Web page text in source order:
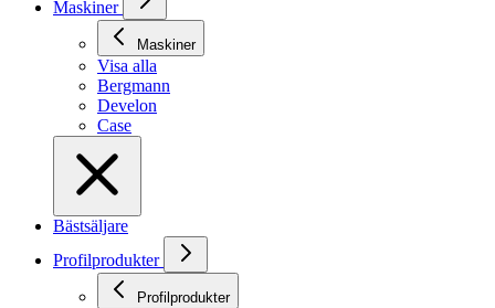
Maskiner
Maskiner
Visa alla
Bergmann
Develon
Case
Bästsäljare
Profilprodukter
Profilprodukter